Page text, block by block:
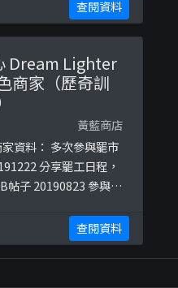
查閱資料
Dream Lighter
商家（歷奇訓
黃藍商店
資料： 多次參與罷市
分享罷工日程，
帖子 20190823 參與
考圖片：
查閱資料